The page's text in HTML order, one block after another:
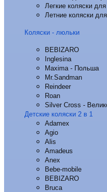
Легкие коляски
Летние коляски
Коляски - люльки
BEBIZARO
Inglesina
Maxima - Польша
Mr.Sandman
Reindeer
Roan
Silver Cross -
Детские коляски 2 в 1
Adamex
Agio
Alis
Amadeus
Anex
Bebe-mobile
BEBIZARO
Bruca